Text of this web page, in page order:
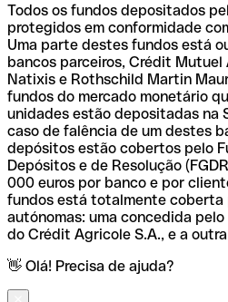
Todos os fundos depositados
protegidos em conformidade
Uma parte destes fundos está
bancos parceiros, Crédit Mutuel
Natixis e Rothschild Martin
fundos do mercado monetário
unidades estão depositadas na
caso de falência de um destes
depósitos estão cobertos pelo
Depósitos e de Resolução
000 euros por banco e por
fundos está totalmente coberta
autónomas: uma concedida
do Crédit Agricole S.A., e a
👋 Olá! Precisa de ajuda?